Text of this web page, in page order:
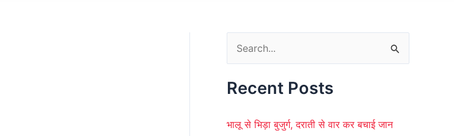
a
c
Recent Posts
भालू से भिड़ा बुजुर्ग, दराती से वार कर बचाई जान